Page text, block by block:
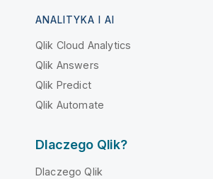
ANALITYKA I AI
Qlik Cloud Analytics
Qlik Answers
Qlik Predict
Qlik Automate
Dlaczego Qlik?
Dlaczego Qlik